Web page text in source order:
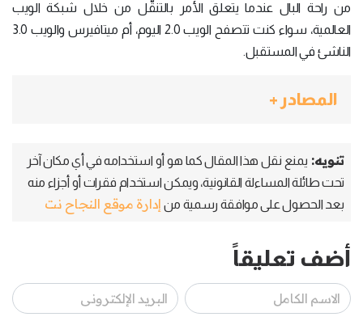
من راحة البال عندما يتعلق الأمر بالتنقُّل من خلال شبكة الويب
العالمية، سواء كنت تتصفح الويب 2.0 اليوم، أم ميتافيرس والويب 3.0
الناشئ في المستقبل.
المصادر +
تنويه: يمنع نقل هذا المقال كما هو أو استخدامه في أي مكان آخر
تحت طائلة المساءلة القانونية، ويمكن استخدام فقرات أو أجزاء منه
بعد الحصول على موافقة رسمية من إدارة موقع النجاح نت
أضف تعليقاً